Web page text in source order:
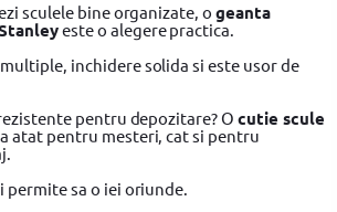
sculele bine organizate, ogeanta
este o alegere practica.
inchidere solida si este usor de
pentru depozitare? Ocutie scule
atat pentru mesteri, cat si pentru
permite sa o iei oriunde.